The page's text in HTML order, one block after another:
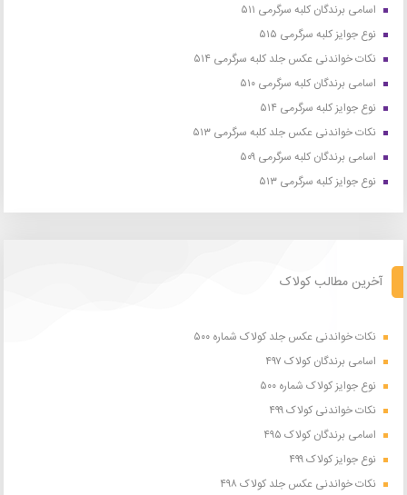
اسامی برندگان کلبه سرگرمی ۵۱۱
نوع جوایز کلبه سرگرمی ۵۱۵
نکات خواندنی عکس جلد کلبه سرگرمی ۵۱۴
اسامی برندگان کلبه سرگرمی ۵۱۰
نوع جوایز کلبه سرگرمی ۵۱۴
نکات خواندنی عکس جلد کلبه سرگرمی ۵۱۳
اسامی برندگان کلبه سرگرمی ۵۰۹
نوع جوایز کلبه سرگرمی ۵۱۳
آخرین مطالب کولاک
نکات خواندنی عکس جلد کولاک شماره ۵۰۰
اسامی برندگان کولاک ۴۹۷
نوع جوایز کولاک شماره ۵۰۰
نکات خواندنی کولاک ۴۹۹
اسامی برندگان کولاک ۴۹۵
نوع جوایز کولاک ۴۹۹
نکات خواندنی عکس جلد کولاک ۴۹۸